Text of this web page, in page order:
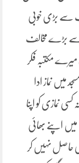
سے بڑی خوبی
سے بڑے مخالف
میرے مکتبہ فکر
میں نماز ادا
نمازی کو اپنا
اپنے بھائی
حاصل نہیں کر